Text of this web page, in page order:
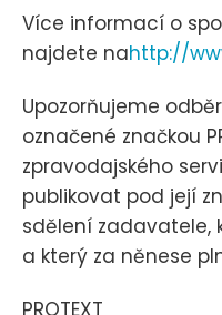
Více informací o
najdete nahttp://
Upozorňujeme
označené značkou
zpravodajského
publikovat pod její
sdělení zadavatele,
a který za něnese
PROTEXT